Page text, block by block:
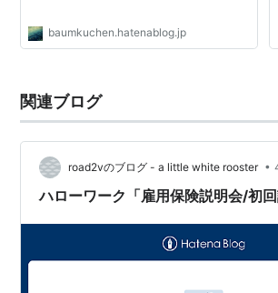
baumkuchen.hatenablog.jp
関連ブログ
road2vのブログ - a little white rooster •
ハローワーク「雇用保険説明会/初